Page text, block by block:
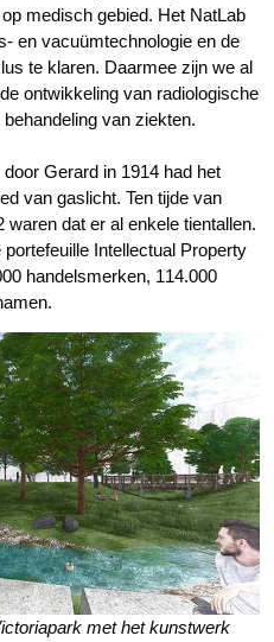
medisch gebied. Het NatLab
en vacuümtechnologie en de
te klaren. Daarmee zijn we al
ontwikkeling van radiologische
van ziekten.
Gerard in 1914 had het
van gaslicht. Ten tijde van
dat er al enkele tientallen.
Intellectual Property
handelsmerken, 114.000
met het kunstwerk